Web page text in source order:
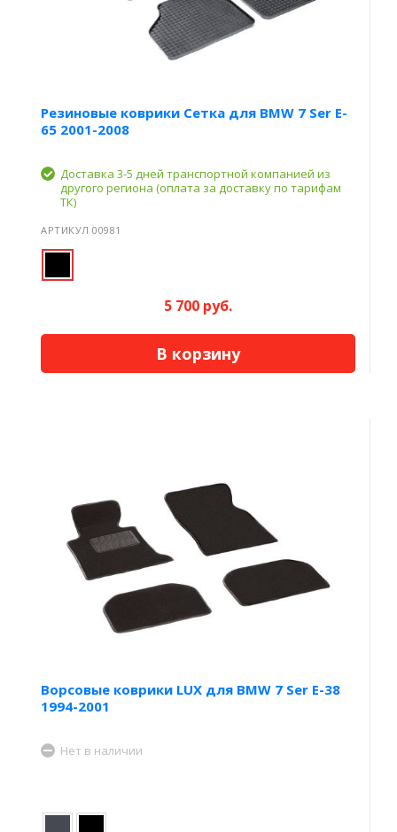
Резиновые коврики Сетка для BMW 7 Ser E-
65 2001-2008
Доставка 3-5 дней транспортной компанией из
другого региона (оплата за доставку по тарифам
ТК)
АРТИКУЛ 00981
5 700 руб.
В корзину
Ворсовые коврики LUX для BMW 7 Ser E-38
1994-2001
Нет в наличии